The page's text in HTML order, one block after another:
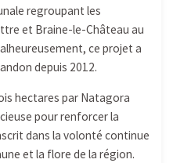
regroupant les
et Braine-le-Château au
ce projet a
depuis 2012.
hectares par Natagora
pour renforcer la
dans la volonté continue
et la flore de la région.